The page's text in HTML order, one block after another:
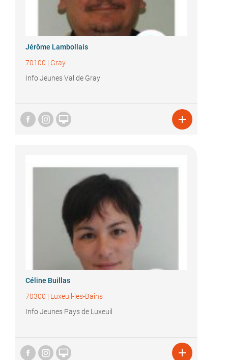
Jérôme Lambollais
70100 | Gray
Info Jeunes Val de Gray
 
Céline Buillas
70300 | Luxeuil-les-Bains
Info Jeunes Pays de Luxeuil
 